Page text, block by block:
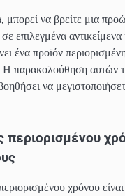
μπορεί να βρείτε μια
επιλεγμένα αντικείμενα
ένα προϊόν
Η παρακολούθηση
να
χρόνου